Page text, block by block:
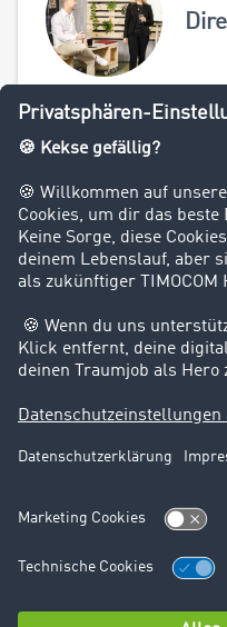
Wir sind
Impressum